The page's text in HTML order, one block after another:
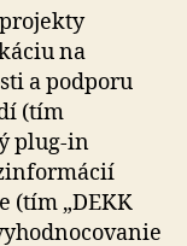
na
a podporu
(tím
plug-in
(tím „DEKK